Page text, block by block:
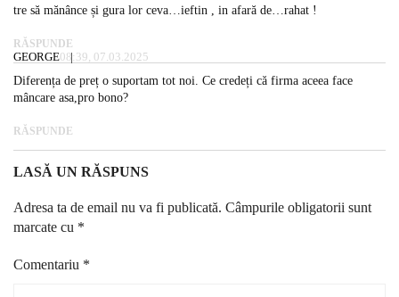
tre să mănânce și gura lor ceva…ieftin , in afară de…rahat !
RĂSPUNDE
GEORGE08:39, 07.03.2025
Diferența de preț o suportam tot noi. Ce credeți că firma aceea face
mâncare asa,pro bono?
RĂSPUNDE
LASĂ UN RĂSPUNS
Adresa ta de email nu va fi publicată. Câmpurile obligatorii sunt
marcate cu *
Comentariu *